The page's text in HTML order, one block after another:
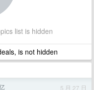
list is hidden
is not hidden
5 月 27 日